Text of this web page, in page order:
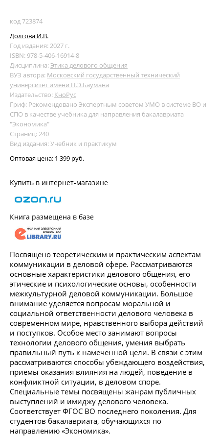
код 723874
Долгова И.В.
Год издания: 2027 г.
ISBN: 978-5-406-16914-8
Дисциплина:Этика делового общения
ВУЗ автора: Московский государственный технический
университет имени Н.Э.Баумана
Издательство: КноРус
Гриф: Рекомендовано Экспертным советом УМО в системе ВО и
СПО в качестве учебника для направления бакалавриата
"Экономика"
Страниц: 240
Вид издания: Учебник и практикум
Оптовая цена: 1 399 руб.
Купить в интернет-магазине
Книга размещена в базе
Посвящено теоретическим и практическим аспектам
коммуникации в деловой сфере. Рассматриваются
основные характеристики делового общения, его
этические и психологические основы, особенности
межкультурной деловой коммуникации. Большое
внимание уделяется вопросам моральной и
социальной ответственности делового человека в
современном мире, нравственного выбора действий
и поступков. Особое место занимают вопросы
технологии делового общения, умения выбрать
правильный путь к намеченной цели. В связи с этим
рассматриваются способы убеждающего воздействия,
приемы оказания влияния на людей, поведение в
конфликтной ситуации, в деловом споре.
Специальные темы посвящены жанрам публичных
выступлений и имиджу делового человека.
Соответствует ФГОС ВО последнего поколения. Для
студентов бакалавриата, обучающихся по
направлению «Экономика».